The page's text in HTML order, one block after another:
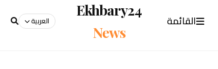
القائمة
Ekhbary24
News
العربية